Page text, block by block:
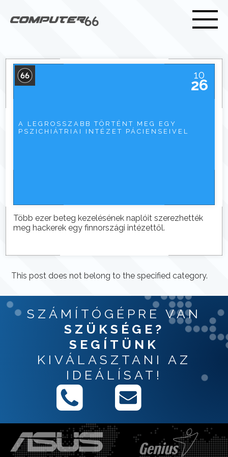
10
26
A LEGROSSZABB TÖRTÉNT MEG EGY
PSZICHIÁTRIAI INTÉZET PÁCIENSEIVEL
Több ezer beteg kezelésének naplóit szerezhették
meg hackerek egy finnországi intézettől.
This post does not belong to the specified category.
SZÁMÍTÓGÉPRE VAN
SZÜKSÉGE?
SEGÍTÜNK
KIVÁLASZTANI AZ
IDEÁLÍSAT!